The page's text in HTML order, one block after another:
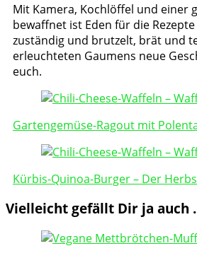
Mit Kamera, Kochlöffel und einer
bewaffnet ist Eden für die
zuständig und brutzelt, brät und
erleuchteten Gaumens neue
euch.
Post
Navigation
Gartengemüse-Ragout mit
Kürbis-Quinoa-Burger – Der
Vielleicht gefällt Dir ja auch